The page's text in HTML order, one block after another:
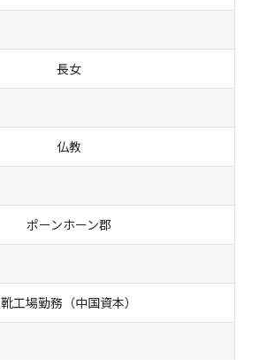
長女
仏教
ポーンホーン郡
靴工場勤務（中国資本）